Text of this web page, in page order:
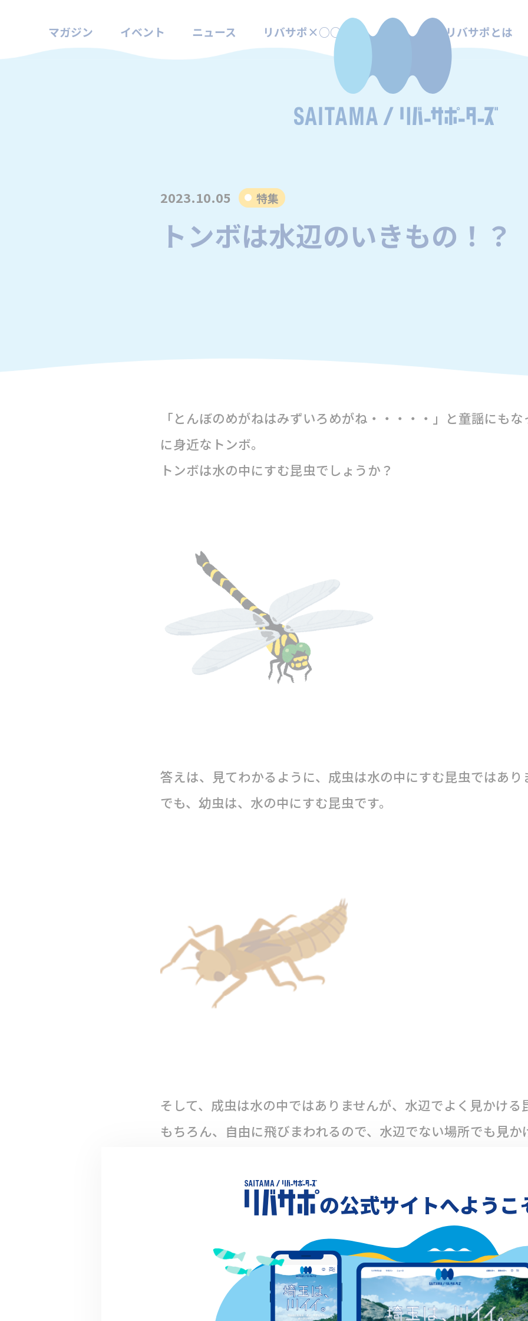
マガジン イベント ニュース リバサポ×○○ リバサポとは
2023.10.05 特集
トンボは水辺のいきもの！？
「とんぼのめがねはみずいろめがね・・・・・」と童謡にも
に身近なトンボ。
トンボは水の中にすむ昆虫でしょうか？
答えは、見てわかるように、成虫は水の中にすむ昆虫ではあり
でも、幼虫は、水の中にすむ昆虫です。
そして、成虫は水の中ではありませんが、水辺でよく見かける
もちろん、自由に飛びまわれるので、水辺でない場所でも見か
トンボは幼虫の頃は水の中ですごし、水辺で羽化し、水辺な
の中に卵を産みます。
そのような理由でトンボは水辺でよく見かけると言われていま
の公式サイトへようこ